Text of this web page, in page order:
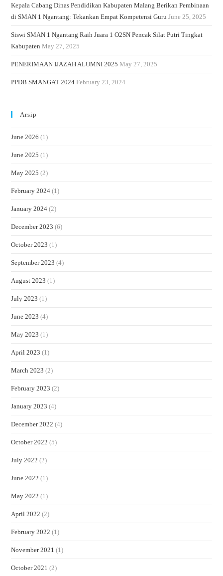
Kepala Cabang Dinas Pendidikan Kabupaten Malang Berikan Pembinaan
di SMAN 1 Ngantang: Tekankan Empat Kompetensi Guru June 25, 2025
Siswi SMAN 1 Ngantang Raih Juara 1 O2SN Pencak Silat Putri Tingkat
Kabupaten May 27, 2025
PENERIMAAN IJAZAH ALUMNI 2025 May 27, 2025
PPDB SMANGAT 2024 February 23, 2024
Arsip
June 2026 (1)
June 2025 (1)
May 2025 (2)
February 2024 (1)
January 2024 (2)
December 2023 (6)
October 2023 (1)
September 2023 (4)
August 2023 (1)
July 2023 (1)
June 2023 (4)
May 2023 (1)
April 2023 (1)
March 2023 (2)
February 2023 (2)
January 2023 (4)
December 2022 (4)
October 2022 (5)
July 2022 (2)
June 2022 (1)
May 2022 (1)
April 2022 (2)
February 2022 (1)
November 2021 (1)
October 2021 (2)